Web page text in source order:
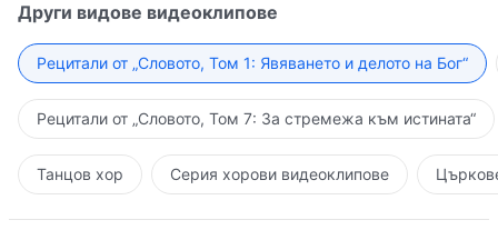
Други видове видеоклипове
Рецитали от „Словото, Том 1: Явяването и делото на Бог“
Рецитали от „Словото, Том 7: За стремежа към истината“
Танцов хор Серия хорови видеоклипове